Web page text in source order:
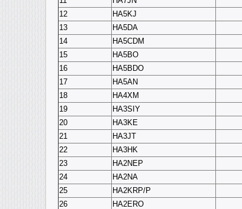
12
HA5KJ
13
HA5DA
14
HA5CDM
15
HA5BO
16
HA5BDO
17
HA5AN
18
HA4XM
19
HA3SIY
20
HA3KE
21
HA3JT
22
HA3HK
23
HA2NEP
24
HA2NA
25
HA2KRP/P
26
HA2ERO